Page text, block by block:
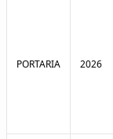
PORTARIA 2026